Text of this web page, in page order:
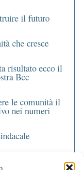
il futuro
che cresce
risultato ecco il
Bcc
le comunità il
nei numeri
e 2 milioni